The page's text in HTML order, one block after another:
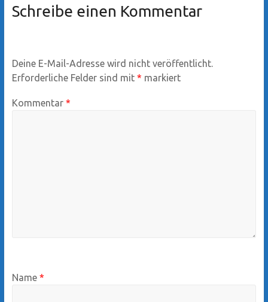
Schreibe einen Kommentar
Deine E-Mail-Adresse wird nicht veröffentlicht.
Erforderliche Felder sind mit * markiert
Kommentar *
Name *